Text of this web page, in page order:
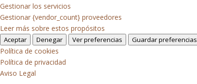
Gestionar los servicios
Gestionar {vendor_count} proveedores
Leer más sobre estos propósitos
Aceptar Denegar Ver preferencias Guardar preferencias
Política de cookies
Política de privacidad
Aviso Legal